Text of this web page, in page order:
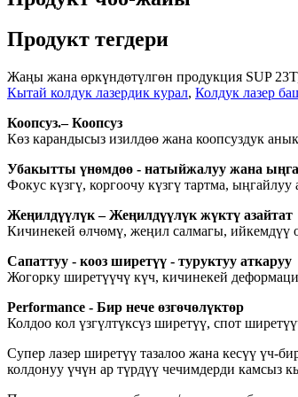
Продукт тегдери
Жаңы жана өркүндөтүлгөн продукция SUP
Кытай колдук лазердик курал, Колдук лазер
Коопсуз.– Коопсуз
Көз карандысыз изилдөө жана коопсуздук
Убакытты үнөмдөө - натыйжалуу жана
Фокус күзгү, коргоочу күзгү тартма,
Жеңилдүүлүк – Жеңилдүүлүк жүктү азайтат
Кичинекей өлчөмү, жеңил салмагы, ийкемдүү
Сапаттуу - кооз ширетүү - туруктуу аткаруу
Жогорку ширетүүчү күч, кичинекей
Performance - Бир нече өзгөчөлүктөр
Колдоо кол үзгүлтүксүз ширетүү, спот
Супер лазер ширетүү тазалоо жана кесүү үч-
колдонуу үчүн ар түрдүү чечимдерди камсыз